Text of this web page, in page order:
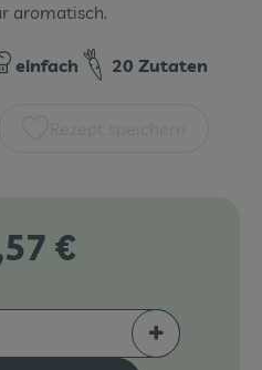
aromatisch.
einfach 20 Zutaten
Rezept speichern
€
(aktuell 4 Portionen
Portionen